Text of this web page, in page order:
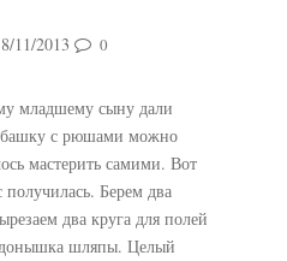
11/2013 0
младшему сыну дали
с рюшами можно
мастерить самими. Вот
получилась. Берем два
два круга для полей
шляпы. Целый